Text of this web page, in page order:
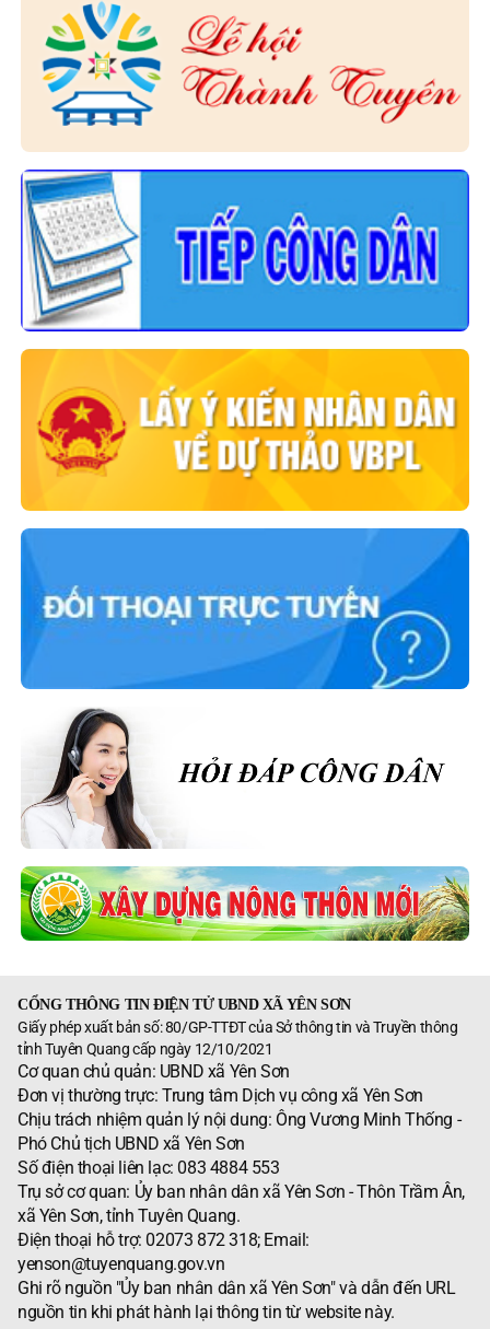
CỔNG THÔNG TIN ĐIỆN TỬ UBND XÃ YÊN SƠN
Giấy phép xuất bản số: 80/GP-TTĐT của Sở thông tin và Truyền thông
tỉnh Tuyên Quang cấp ngày 12/10/2021
Cơ quan chủ quản: UBND xã Yên Sơn
Đơn vị thường trực: Trung tâm Dịch vụ công xã Yên Sơn
Chịu trách nhiệm quản lý nội dung: Ông Vương Minh Thống -
Phó Chủ tịch UBND xã Yên Sơn
Số điện thoại liên lạc: 083 4884 553
Trụ sở cơ quan: Ủy ban nhân dân xã Yên Sơn - Thôn Trầm Ân,
xã Yên Sơn, tỉnh Tuyên Quang.
Điện thoại hỗ trợ: 02073 872 318; Email:
yenson@tuyenquang.gov.vn
Ghi rõ nguồn "Ủy ban nhân dân xã Yên Sơn" và dẫn đến URL
nguồn tin khi phát hành lại thông tin từ website này.